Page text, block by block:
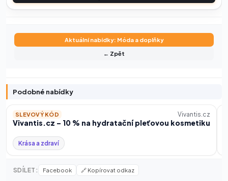
Aktuální nabídky: Móda a doplňky
← Zpět
Podobné nabídky
SLEVOVÝ KÓD Vivantis.cz
Vivantis.cz – 10 % na hydratační pleťovou kosmetiku
Krása a zdraví
SDÍLET: Facebook 🔗 Kopírovat odkaz